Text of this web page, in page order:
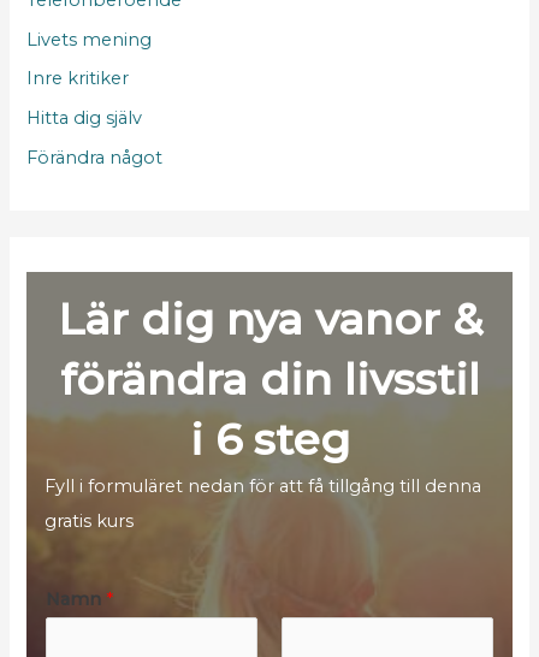
Livets mening
Inre kritiker
Hitta dig själv
Förändra något
Lär dig nya vanor &
förändra din livsstil
i 6 steg
Fyll i formuläret nedan för att få tillgång till denna
gratis kurs
Namn *